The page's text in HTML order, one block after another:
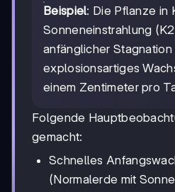
Beispiel: Die Pflanze in
Sonneneinstrahlung
anfänglicher Stagnation
explosionsartiges
einem Zentimeter pro
Folgende
gemacht:
Schnelles
(Normalerde mit